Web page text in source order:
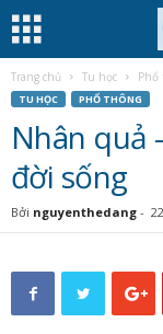
Trang chủ Tu học Phổ
TU HỌC PHỔ THÔNG
Nhân quả
đời sống
Bởi nguyenthedang -